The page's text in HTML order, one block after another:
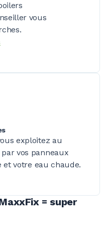
vous
exploitez au
vos panneaux
votre eau chaude.
= super